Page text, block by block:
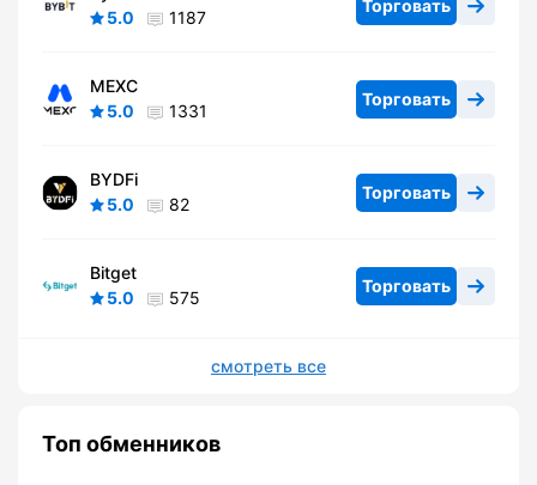
5.0
1187
Торговать
MEXC
5.0
1331
Торговать
BYDFi
5.0
82
Торговать
Bitget
5.0
575
Торговать
смотреть все
Топ обменников